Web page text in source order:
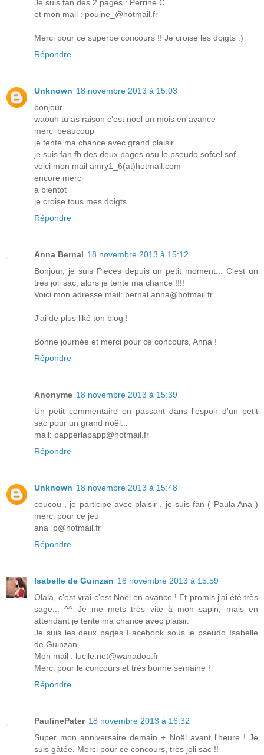
Je suis fan des 2 pages : Perrine C.
et mon mail : pouine_@hotmail.fr
Merci pour ce superbe concours !! Je croise les doigts :)
Répondre
Unknown 18 novembre 2013 à 15:03
bonjour
waouh tu as raison c'est noel un mois en avance
merci beaucoup
je tente ma chance avec grand plaisir
je suis fan fb des deux pages osu le pseudo sofcel sof
voici mon mail amry1_6(at)hotmail.com
encore merci
a bientot
je croise tous mes doigts
Répondre
Anna Bernal 18 novembre 2013 à 15:12
Bonjour, je suis Pieces depuis un petit moment... C'est un
très joli sac, alors je tente ma chance !!!!
Voici mon adresse mail: bernal.anna@hotmail.fr
J'ai de plus liké ton blog !
Bonne journée et merci pour ce concours, Anna !
Répondre
Anonyme 18 novembre 2013 à 15:39
Un petit commentaire en passant dans l'espoir d'un petit
sac pour un grand noël...
mail: papperlapapp@hotmail.fr
Répondre
Unknown 18 novembre 2013 à 15:48
coucou , je participe avec plaisir , je suis fan ( Paula Ana )
merci pour ce jeu
ana_p@hotmail.fr
Répondre
Isabelle de Guinzan 18 novembre 2013 à 15:59
Olala, c'est vrai c'est Noël en avance ! Et promis j'ai été très
sage... ^^ Je me mets très vite à mon sapin, mais en
attendant je tente ma chance avec plaisir.
Je suis les deux pages Facebook sous le pseudo Isabelle
de Guinzan.
Mon mail : lucile.net@wanadoo.fr
Merci pour le concours et très bonne semaine !
Répondre
PaulinePater 18 novembre 2013 à 16:32
Super mon anniversaire demain + Noël avant l'heure ! Je
suis gâtée. Merci pour ce concours, très joli sac !!